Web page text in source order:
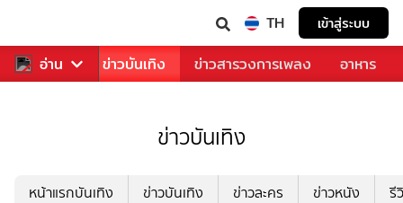
TH เข้าสู่ระบบ
อ่าน
ฬา ข่าว ข่าวบันเทิง ข่าวสารวงการเพลง อาหาร
ข่าวบันเทิง
หน้าแรกบันเทิง ข่าวบันเทิง ข่าวละคร ข่าวหนัง รี